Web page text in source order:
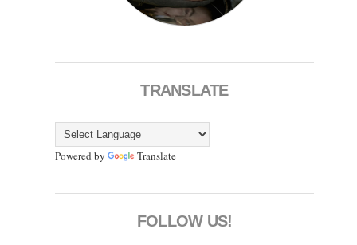
TRANSLATE
Powered by Translate
FOLLOW US!